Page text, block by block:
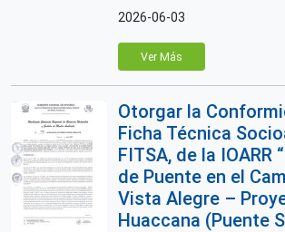
2026-06-03
Ver Más
Otorgar la
Ficha Técnica
FITSA, de la IOARR
de Puente en el
Vista Alegre –
Huaccana (Puente